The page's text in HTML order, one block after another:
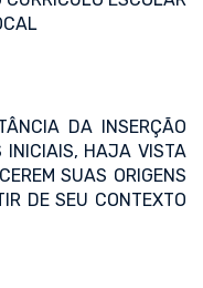
DA INSERÇÃO
INICIAIS, HAJA VISTA
SUAS ORIGENS
DE SEU CONTEXTO